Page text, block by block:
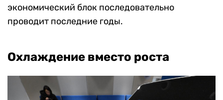
экономический блок последовательно
проводит последние годы.
Охлаждение вместо роста